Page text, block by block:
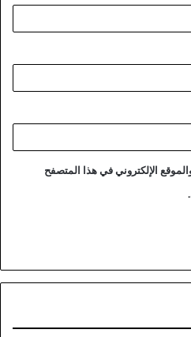
الإلكتروني في هذا المتصفح